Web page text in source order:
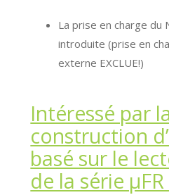
La prise en charge du
introduite (prise en
externe EXCLUE!)
Intéressé par
construction
basé sur le
de la série μFR